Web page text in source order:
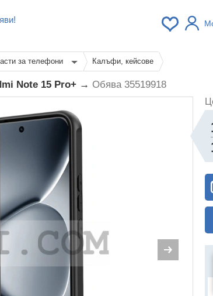
за телефони Калъфи, кейсове
Note 15 Pro+ → Обява 35519918